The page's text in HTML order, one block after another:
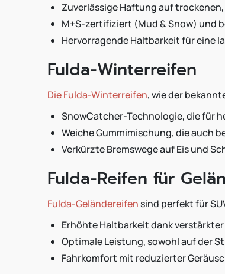
Zuverlässige Haftung auf
M+S-zertifiziert (Mud & Snow) und
Hervorragende Haltbarkeit für eine
Fulda-Winterreifen
Die Fulda-Winterreifen, wie der
SnowCatcher-Technologie, die für
Weiche Gummimischung, die auch
Verkürzte Bremswege auf Eis und
Fulda-Reifen für
Fulda-Geländereifensind perfekt für
Erhöhte Haltbarkeit dank verstärkter
Optimale Leistung, sowohl auf der
Fahrkomfort mit reduzierter